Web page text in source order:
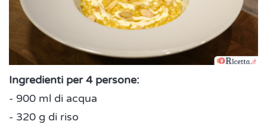
Ingredienti per 4 persone:
- 900 ml di acqua
- 320 g di riso